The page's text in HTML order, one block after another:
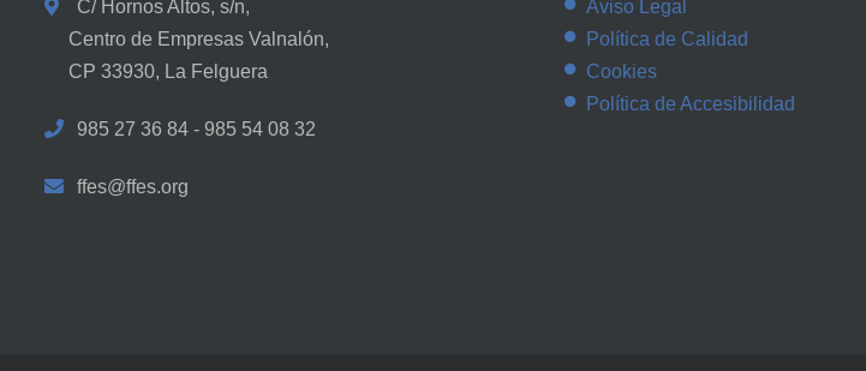
C/ Hornos Altos, s/n,
Centro de Empresas Valnalón,
CP 33930, La Felguera
985 27 36 84 - 985 54 08 32
ffes@ffes.org
Aviso Legal
Política de Calidad
Cookies
Política de Accesibilidad